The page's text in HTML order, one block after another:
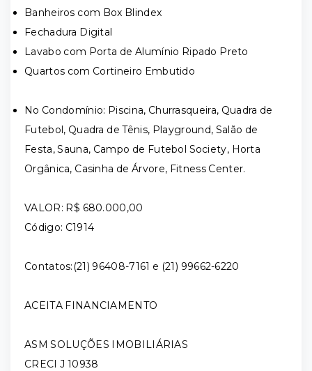
Banheiros com Box Blindex
Fechadura Digital
Lavabo com Porta de Alumínio Ripado Preto
Quartos com Cortineiro Embutido
No Condomínio: Piscina, Churrasqueira, Quadra de
Futebol, Quadra de Tênis, Playground, Salão de
Festa, Sauna, Campo de Futebol Society, Horta
Orgânica, Casinha de Árvore, Fitness Center.
VALOR: R$ 680.000,00
Código: C1914
Contatos:(21) 96408-7161 e (21) 99662-6220
ACEITA FINANCIAMENTO
ASM SOLUÇÕES IMOBILIÁRIAS
CRECI J 10938